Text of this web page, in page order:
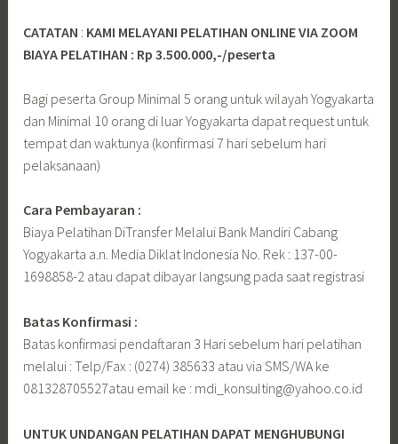
CATATAN : KAMI MELAYANI PELATIHAN ONLINE VIA ZOOM
BIAYA PELATIHAN : Rp 3.500.000,-/peserta
Bagi peserta Group Minimal 5 orang untuk wilayah Yogyakarta
dan Minimal 10 orang di luar Yogyakarta dapat request untuk
tempat dan waktunya (konfirmasi 7 hari sebelum hari
pelaksanaan)
Cara Pembayaran :
Biaya Pelatihan DiTransfer Melalui Bank Mandiri Cabang
Yogyakarta a.n. Media Diklat Indonesia No. Rek : 137-00-
1698858-2 atau dapat dibayar langsung pada saat registrasi
Batas Konfirmasi :
Batas konfirmasi pendaftaran 3 Hari sebelum hari pelatihan
melalui : Telp/Fax : (0274) 385633 atau via SMS/WA ke
081328705527atau email ke : mdi_konsulting@yahoo.co.id
UNTUK UNDANGAN PELATIHAN DAPAT MENGHUBUNGI